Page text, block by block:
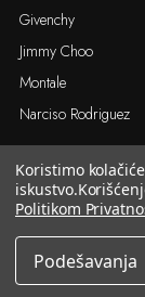
Givenchy
Jimmy Choo
Montale
Narciso Rodriguez
Koristimo
iskustvo.
Politikom
Podešavanja